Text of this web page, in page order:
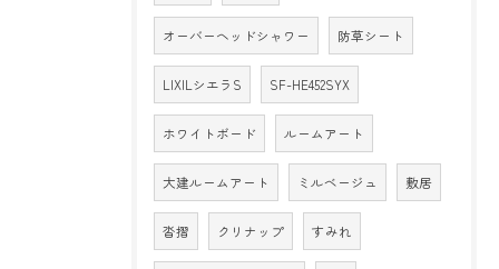
オーバーヘッドシャワー 防草シート
LIXILシエラS SF-HE452SYX
ホワイトボード ルームアート
大建ルームアート ミルベージュ 敷居
沓摺 クリナップ すみれ